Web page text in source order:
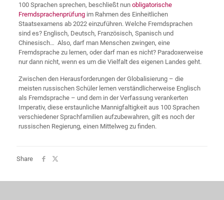
100 Sprachen sprechen, beschließt nun obligatorische
Fremdsprachenprüfungim Rahmen des Einheitlichen
Staatsexamens ab 2022 einzuführen. Welche Fremdsprachen
sind es? Englisch, Deutsch, Französisch, Spanisch und
Chinesisch… Also, darf man Menschen zwingen, eine
Fremdsprache zu lernen, oder darf man es nicht? Paradoxerweise
nur dann nicht, wenn es um die Vielfalt des eigenen Landes geht.
Zwischen den Herausforderungen der Globalisierung – die
meisten russischen Schüler lernen verständlicherweise Englisch
als Fremdsprache – und dem in der Verfassung verankerten
Imperativ, diese erstaunliche Mannigfaltigkeit aus 100 Sprachen
verschiedener Sprachfamilien aufzubewahren, gilt es noch der
russischen Regierung, einen Mittelweg zu finden.
Share